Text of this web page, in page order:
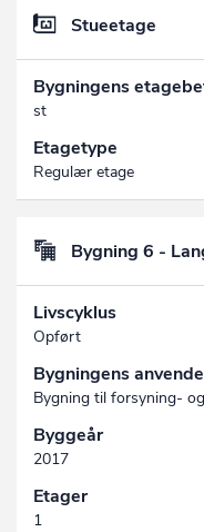
Stueetage
Bygningens
st
Etagetype
Regulær etage
Bygning 6 -
Livscyklus
Opført
Bygningens
Bygning til forsyning-
Byggeår
2017
Etager
1